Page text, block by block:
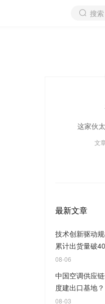
搜索
这家伙
文
最新文章
技术创新驱动
累计出货量破
08-06
中国空调供应
度建出口基地？
08-03